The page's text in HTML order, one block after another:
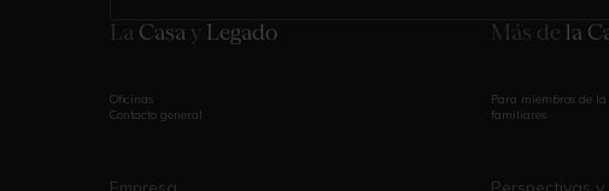
La Casa y Legado
Oficinas
Contacto general
Más de la
Para miembros de
familiares